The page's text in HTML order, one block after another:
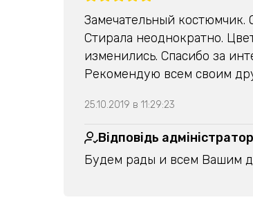
Замечательный
Стирала неоднократно.
изменились. Спасибо за
Рекомендую всем своим
25.10.2019 в 11:29:23
Відповідь
Будем рады и всем Вашим